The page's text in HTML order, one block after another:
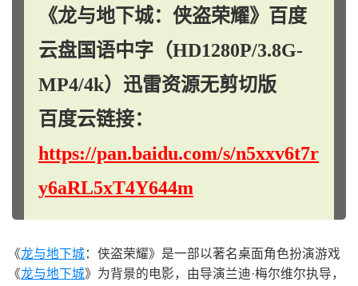
《龙与地下城：侠盗荣耀》百度
云盘国语中字（HD1280P/3.8G-
MP4/4k）迅雷资源无剪切版
百度云链接：
https://pan.baidu.com/s/n5xxv6t7r
y6aRL5xT4Y644m
《龙与地下城：侠盗荣耀》是一部以著名桌面角色扮演游戏
《龙与地下城》为背景的电影，由导演兰迪·梅尔维尔执导，